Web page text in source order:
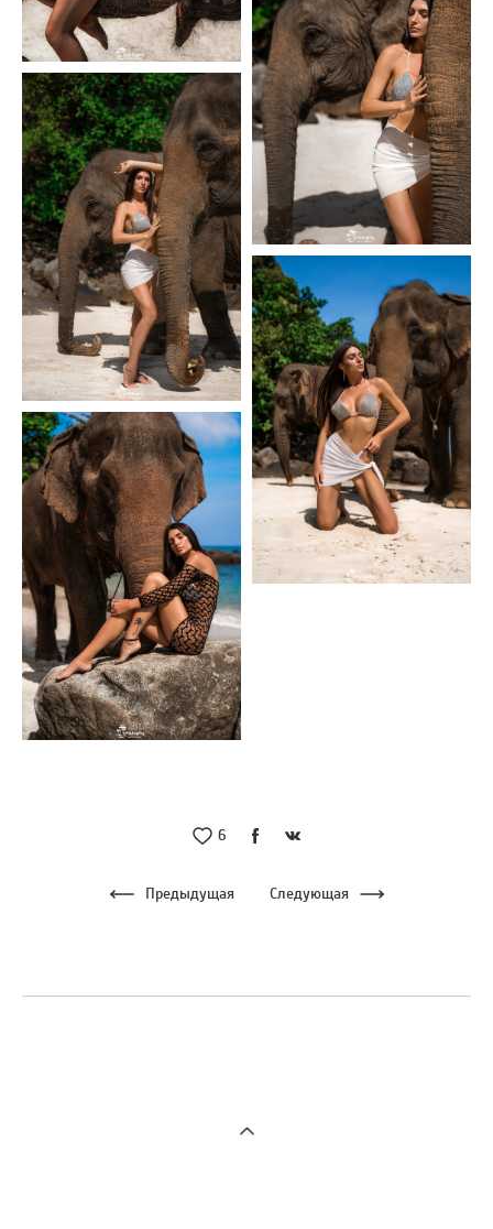
6
Предыдущая Следующая